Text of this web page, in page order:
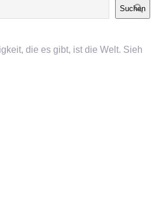
Suchen
die es gibt, ist die Welt. Sieh